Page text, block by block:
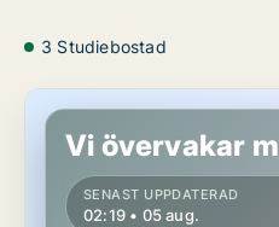
3 Studiebostad
Hus i Trosa
Vi övervakar
SENAST UPPDATERAD
02:19 • 05 aug.